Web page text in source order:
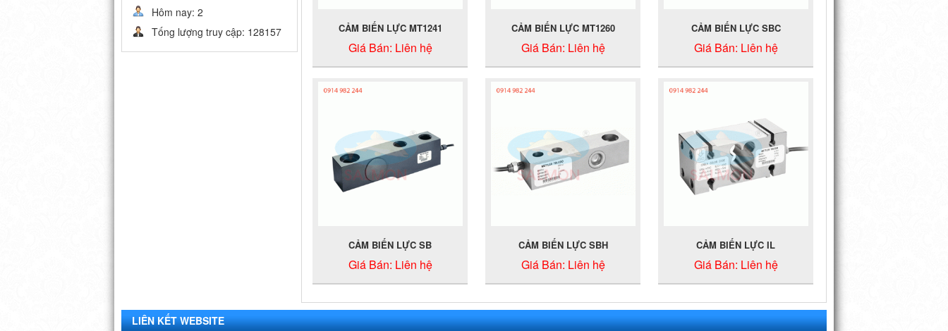
Hôm nay: 2
Tống lượng truy cập: 128157
CẢM BIẾN LỰC MT1241
Giá Bán: Liên hệ
CẢM BIẾN LỰC MT1260
Giá Bán: Liên hệ
CẢM BIẾN LỰC SBC
Giá Bán: Liên hệ
CẢM BIẾN LỰC SB
Giá Bán: Liên hệ
CẢM BIẾN LỰC SBH
Giá Bán: Liên hệ
CẢM BIẾN LỰC IL
Giá Bán: Liên hệ
LIÊN KẾT WEBSITE